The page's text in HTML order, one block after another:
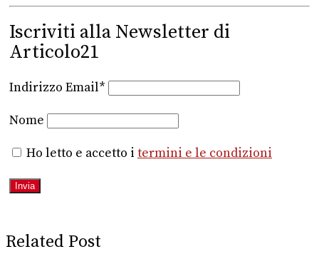
Iscriviti alla Newsletter di
Articolo21
Indirizzo Email*
Nome
Ho letto e accetto i termini e le condizioni
Related Post